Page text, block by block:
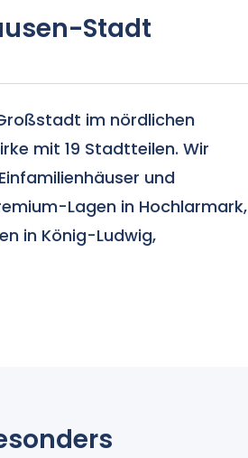
Stadt
im nördlichen
mit 19 Stadtteilen. Wir
und
Lagen in Hochlarmark,
in König-Ludwig,